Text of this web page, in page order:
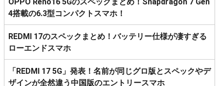
4搭載の6.3型コンパクトスマホ！
REDMI 17のスペックまとめ！バッテリー仕様が凄すぎる
ローエンドスマホ
「REDMI 17 5G」発表！名前が同じグロ版とスペックやデ
ザインが全然違う中国版のエントリースマホ